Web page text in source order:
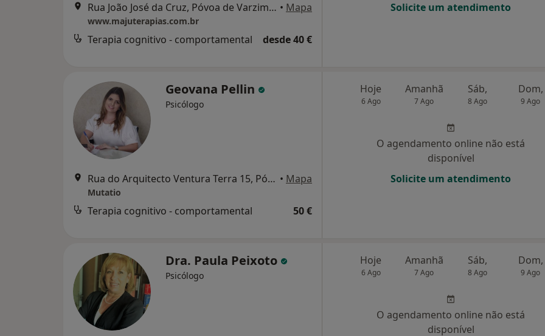
Rua João José da Cruz, Póvoa de Varzim, 73, Porto • Mapa
www.majuterapias.com.br
Terapia cognitivo - comportamental desde 40 €
Solicite um atendimento
Geovana Pellin
Psicólogo
Rua do Arquitecto Ventura Terra 15, Póvoa de Varzim • Mapa
Mutatio
Terapia cognitivo - comportamental 50 €
Hoje
6 Ago
Amanhã
7 Ago
Sáb,
8 Ago
Dom,
9 Ago
O agendamento online não está
disponível
Solicite um atendimento
Dra. Paula Peixoto
Psicólogo
Hoje
6 Ago
Amanhã
7 Ago
Sáb,
8 Ago
Dom,
9 Ago
O agendamento online não está
disponível